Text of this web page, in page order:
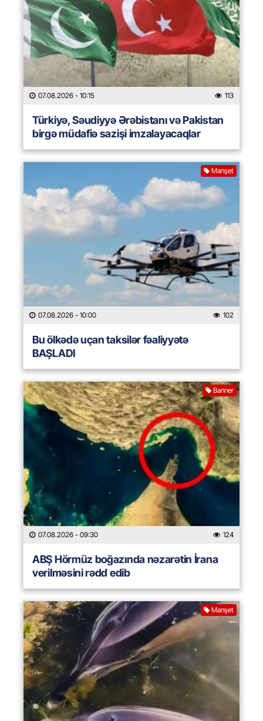
07.08.2026 - 10:15 113
Türkiyə, Səudiyyə Ərəbistanı və Pakistan
birgə müdafiə sazişi imzalayacaqlar
Manşet
07.08.2026 - 10:00 102
Bu ölkədə uçan taksilər fəaliyyətə
BAŞLADI
Banner
07.08.2026 - 09:30 124
ABŞ Hörmüz boğazında nəzarətin İrana
verilməsini rədd edib
Manşet